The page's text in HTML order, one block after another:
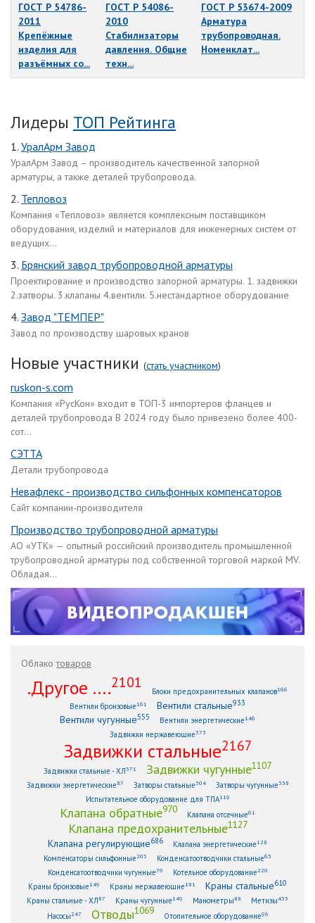
ГОСТ Р 54786-
2011
Крепёжные
изделия для
разъёмных со...
ГОСТ Р 54086-
2010
Стабилизаторы
давления. Общие
техн...
ГОСТ Р 53674-2009
Арматура
трубопроводная.
Номенклат...
Лидеры ТОП Рейтинга
1. УралАрм Завод
УралАрм Завод – производитель качественной запорной
арматуры, а также деталей трубопровода.
2. Тепловоз
Компания «Тепловоз» является комплексным поставщиком
оборудования, изделий и материалов для инженерных систем от
ведущих...
3. Брянский завод трубопроводной арматуры
Проектирование и производство запорной арматуры. 1. задвижки
2.затворы. 3.клапаны 4.вентили. 5.нестандартное оборудование
4. Завод "ТЕМПЕР"
Завод по производству шаровых кранов
Новые участники (стать участником)
ruskon-s.com
Компания «РусКон» входит в ТОП-3 импортеров фланцев и
деталей трубопровода В 2024 году было привезено более 400-
сот...
СЭТТА
Детали трубопровода
Невафлекс - производство сильфонных компенсаторов
Сайт компании-производителя
Производство трубопроводной арматуры
АО «УТК» — опытный российский производитель промышленной
трубопроводной арматуры под собственной торговой маркой MV.
Обладая...
Облакотоваров
.Другое ....2101
Блоки предохранительных клапанов166
Вентили бронзовые161 Вентили стальные933
Вентили чугунные555 Вентили энергетические146
Задвижки нержавеющие373
Задвижки стальные2167
Задвижки стальные - ХЛ371 Задвижки чугунные1107
Задвижки энергетические87 Затворы стальные304 Затворы чугунные338
Испытательное оборудование для ТПА119
Клапана обратные970 Клапана отсечные61
Клапана предохранительные1127
Клапана регулирующие686 Клапана энергетические128
Компенсаторы сильфонные 203 Конденсатоотводчики стальные63
Конденсатоотводчики чугунные70 Котельное оборудование 220
Краны бронзовые149 Краны нержавеющие181 Краны стальные610
Краны стальные - ХЛ87 Краны чугунные149 Манометры88 Метизы433
Насосы 247 Отводы1069 Отопительное оборудование96